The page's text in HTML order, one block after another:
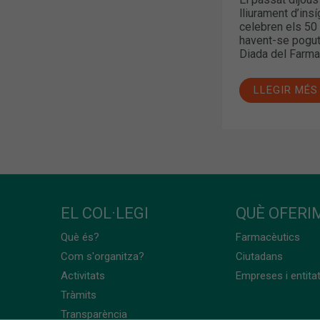
lliurament
celebren els 50
havent-se
Diada del
LLEGIR MÉS
EL COL·LEGI
Què és?
Com s'organitza?
Activitats
Tràmits
Transparència
QUÈ
Farmacèutics
Ciutadans
Empreses i